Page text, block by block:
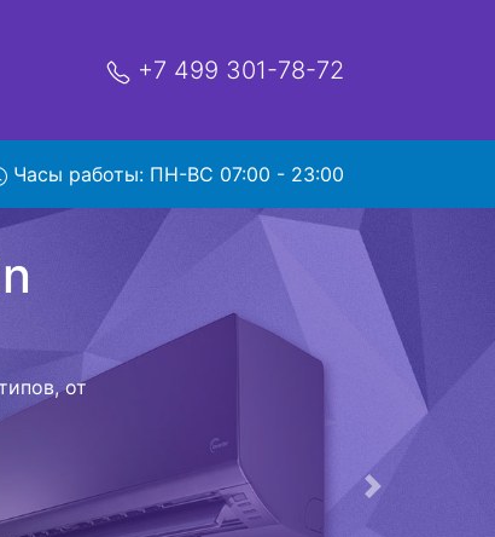
+7 499 301-78-72
Часы работы: ПН-ВС 07:00 - 23:00
в
с
Следующая